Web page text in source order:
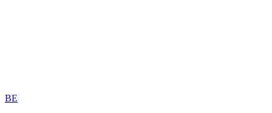
BE